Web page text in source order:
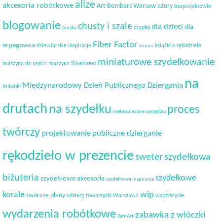
akcesoria robótkowe alize Art Bombers Warsaw ażury bezprojektowie
blogowanie bluzka chusty i szale czapka dla dzieci dla
erpegowca dziewiarskie inspiracje Fiber Factor komin książki o rękodziele
maszyna do szycia maszyna Silvercrest miniaturowe szydełkowanie
mitenki Międzynarodowy Dzień Publicznego Dziergania na
drutachna szydełku niebezpieczne narzędzia proces
twórczy projektowanie publiczne dzierganie
rękodzieło w prezenciesweterszydełkowa
biżuteria szydełkowe akcesoria szydełkowe inspiracje szydełkowe
korale twórcze plany udzierg towarzyski Warszawa wip współszycie
wydarzenia robótkowe YarnArt zabawka z włóczki